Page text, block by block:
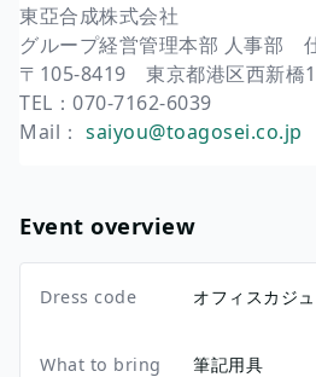
東亞合成株式会社
グループ経営管理本部 人事部
〒105-8419 東京都港区西新橋
TEL：070-7162-6039
Mail： saiyou@toagosei.co.jp
Event overview
Dress code オフィスカジ
What to bring 筆記用具